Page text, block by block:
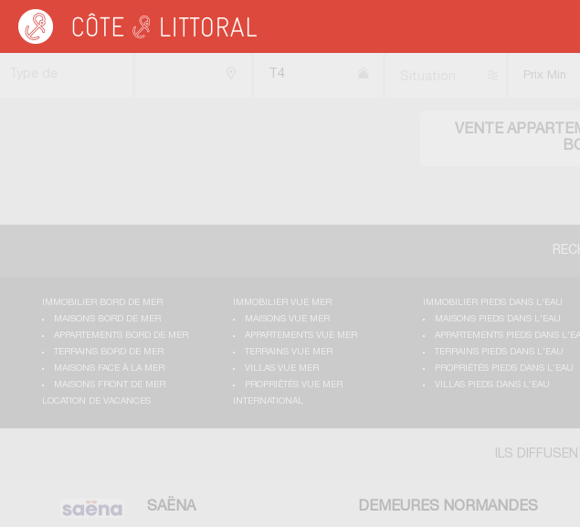
Côte & Littoral > Immobilier bord de mer>Appartements bord de mer
VENTE
T4
IMMOBILIER BORD DE MER
MAISONS BORD DE MER
APPARTEMENTS BORD DE MER
TERRAINS BORD DE MER
MAISONS FACE À LA MER
MAISONS FRONT DE MER
IMMOBILIER VUE MER
MAISONS VUE MER
APPARTEMENTS VUE MER
TERRAINS VUE MER
VILLAS VUE MER
PROPRIÉTÉS VUE MER
IMMOBILIER PIEDS DANS L'EAU
MAISONS PIEDS DANS L'EAU
APPARTEMENTS PIEDS DANS
TERRAINS PIEDS DANS L'EAU
PROPRIÉTÉS PIEDS DANS L'EAU
VILLAS PIEDS DANS L'EAU
LOCATION DE VACANCES
INTERNATIONAL
ILS
SAËNA DEMEURES NORMANDES